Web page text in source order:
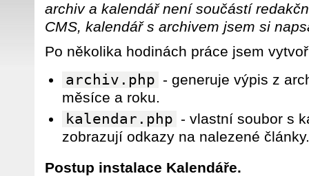
archiv a kalendář není součástí
CMS, kalendář s archivem jsem si
Po několika hodinách práce jsem
archiv.php - generuje výpis z
měsíce a roku.
kalendar.php - vlastní soubor s
zobrazují odkazy na nalezené články.
Postup instalace Kalendáře.